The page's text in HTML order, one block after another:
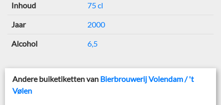
Inhoud 75 cl
Jaar 2000
Alcohol 6,5
Andere buiketiketten van Bierbrouwerij Volendam / 't
Vølen